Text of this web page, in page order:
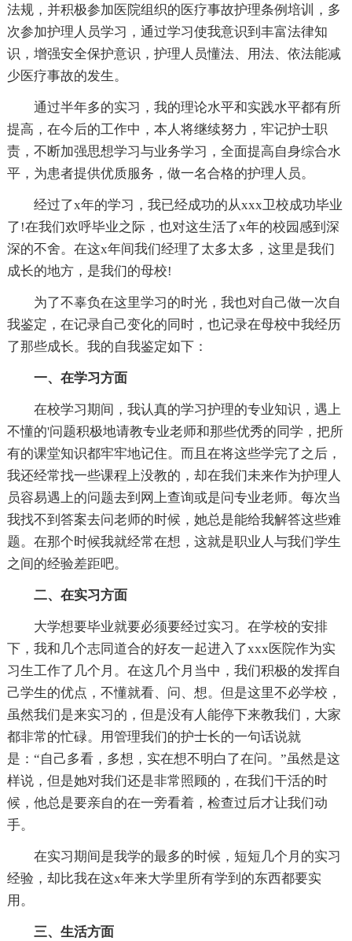
法规，并积极参加医院组织的医疗事故护理条例培训，多
次参加护理人员学习，通过学习使我意识到丰富法律知
识，增强安全保护意识，护理人员懂法、用法、依法能减
少医疗事故的发生。
通过半年多的实习，我的理论水平和实践水平都有所
提高，在今后的工作中，本人将继续努力，牢记护士职
责，不断加强思想学习与业务学习，全面提高自身综合水
平，为患者提供优质服务，做一名合格的护理人员。
经过了x年的学习，我已经成功的从xxx卫校成功毕业
了!在我们欢呼毕业之际，也对这生活了x年的校园感到深
深的不舍。在这x年间我们经理了太多太多，这里是我们
成长的地方，是我们的母校!
为了不辜负在这里学习的时光，我也对自己做一次自
我鉴定，在记录自己变化的同时，也记录在母校中我经历
了那些成长。我的自我鉴定如下：
一、在学习方面
在校学习期间，我认真的学习护理的专业知识，遇上
不懂的'问题积极地请教专业老师和那些优秀的同学，把所
有的课堂知识都牢牢地记住。而且在将这些学完了之后，
我还经常找一些课程上没教的，却在我们未来作为护理人
员容易遇上的问题去到网上查询或是问专业老师。每次当
我找不到答案去问老师的时候，她总是能给我解答这些难
题。在那个时候我就经常在想，这就是职业人与我们学生
之间的经验差距吧。
二、在实习方面
大学想要毕业就要必须要经过实习。在学校的安排
下，我和几个志同道合的好友一起进入了xxx医院作为实
习生工作了几个月。在这几个月当中，我们积极的发挥自
己学生的优点，不懂就看、问、想。但是这里不必学校，
虽然我们是来实习的，但是没有人能停下来教我们，大家
都非常的忙碌。用管理我们的护士长的一句话说就
是：“自己多看，多想，实在想不明白了在问。”虽然是这
样说，但是她对我们还是非常照顾的，在我们干活的时
候，他总是要亲自的在一旁看着，检查过后才让我们动
手。
在实习期间是我学的最多的时候，短短几个月的实习
经验，却比我在这x年来大学里所有学到的东西都要实
用。
三、生活方面